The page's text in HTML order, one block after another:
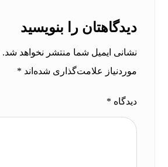
دیدگاهتان را بنویسید
نشانی ایمیل شما منتشر نخواهد شد.
موردنیاز علامت‌گذاری شده‌اند *
دیدگاه *